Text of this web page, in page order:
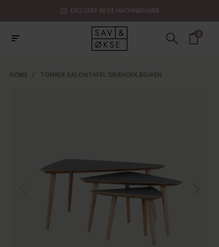
EXCLUSIEF BIJ DE MACHINEKAMER
0
HOME / TOMRER SALONTAFEL DRIEHOEK BEUKEN